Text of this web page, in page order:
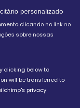
Conteúdo publicitário personalizado
clicando no link no
sobre nossas
clicking below to
will be transferred to
privacy